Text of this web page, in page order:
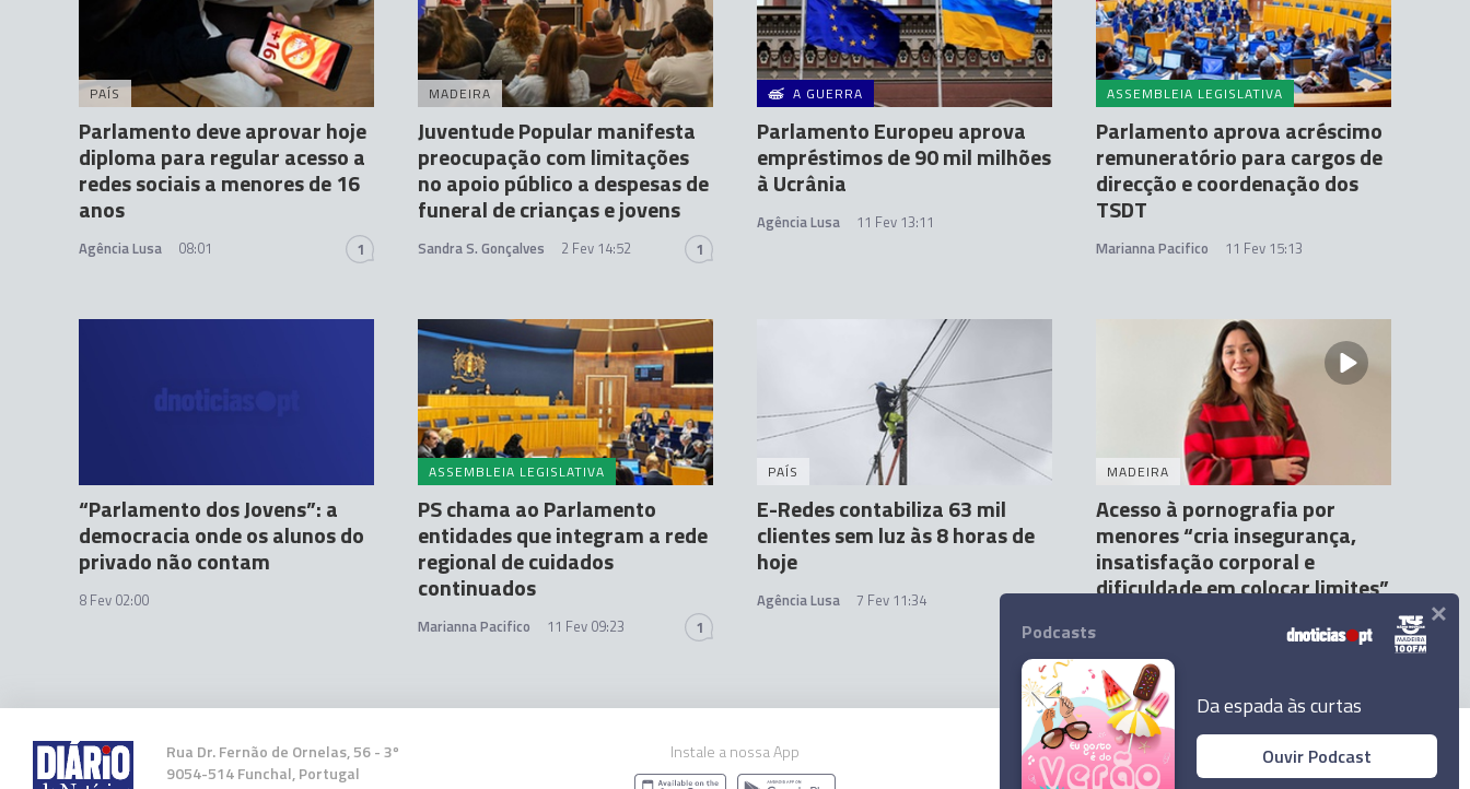
PAÍS
Parlamento deve aprovar hoje
diploma para regular acesso a
redes sociais a menores de 16
anos
Agência Lusa 08:01 1
MADEIRA
Juventude Popular manifesta
preocupação com limitações
no apoio público a despesas de
funeral de crianças e jovens
Sandra S. Gonçalves 2 Fev 14:52 1
A GUERRA
Parlamento Europeu aprova
empréstimos de 90 mil milhões
à Ucrânia
Agência Lusa 11 Fev 13:11
ASSEMBLEIA LEGISLATIVA
Parlamento aprova acréscimo
remuneratório para cargos de
direcção e coordenação dos
TSDT
Marianna Pacifico 11 Fev 15:13
“Parlamento dos Jovens”: a
democracia onde os alunos do
privado não contam
8 Fev 02:00
ASSEMBLEIA LEGISLATIVA
PS chama ao Parlamento
entidades que integram a rede
regional de cuidados
continuados
Marianna Pacifico 11 Fev 09:23 1
PAÍS
E-Redes contabiliza 63 mil
clientes sem luz às 8 horas de
hoje
Agência Lusa 7 Fev 11:34
MADEIRA
Acesso à pornografia por
menores “cria insegurança,
insatisfação corporal e
dificuldade em colocar limites”
6 Fev 15:13
Rua Dr. Fernão de Ornelas, 56 - 3º
9054-514 Funchal, Portugal
Instale a nossa App
© 2026 Empresa Diário de Notícias, Lda.
Podcasts
Da espada às curtas
Ouvir Podcast
×